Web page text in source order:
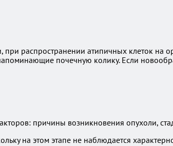
распространении атипичных клеток на
почечную колику. Если
причины возникновения опухоли,
на этом этапе не наблюдается